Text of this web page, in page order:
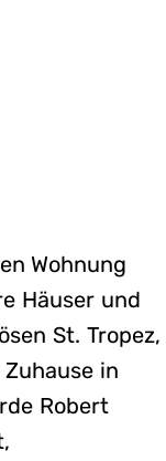
Wohnung
Häuser und
St. Tropez,
in
Robert